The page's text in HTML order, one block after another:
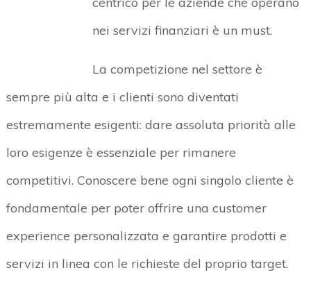
nei servizi finanziari è un must.
La competizione nel settore è
sempre più alta e i clienti sono diventati
estremamente esigenti: dare assoluta priorità alle
loro esigenze è essenziale per rimanere
competitivi. Conoscere bene ogni singolo cliente è
fondamentale per poter offrire una customer
experience personalizzata e garantire prodotti e
servizi in linea con le richieste del proprio target.